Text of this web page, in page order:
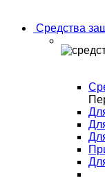
Средства